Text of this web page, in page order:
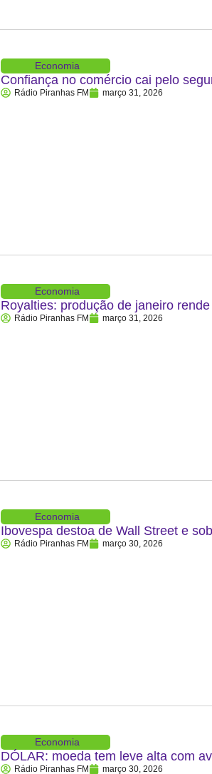
Economia
Confiança no comércio cai pelo
Rádio Piranhas FM março 31, 2026
Economia
Royalties: produção de janeiro
Rádio Piranhas FM março 31, 2026
Economia
Ibovespa destoa de Wall Street e
Rádio Piranhas FM março 30, 2026
Economia
DÓLAR: moeda tem leve alta com
Rádio Piranhas FM março 30, 2026